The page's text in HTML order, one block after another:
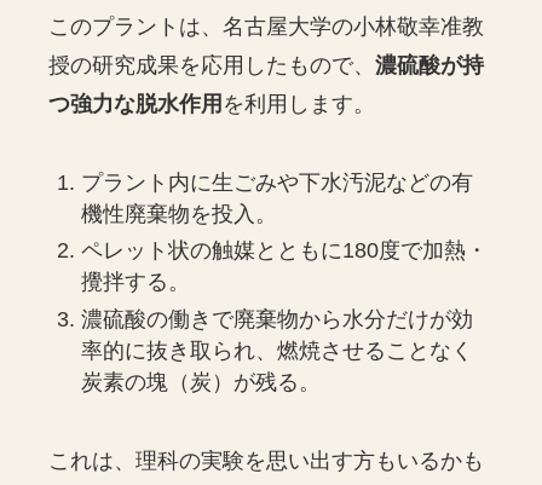
このプラントは、名古屋大学の小林敬幸准教
授の研究成果を応用したもので、濃硫酸が持
つ強力な脱水作用 を利用します。
プラント内に生ごみや下水汚泥などの有
機性廃棄物を投入。
ペレット状の触媒とともに180度で加熱・
攪拌する。
濃硫酸の働きで廃棄物から水分だけが効
率的に抜き取られ、燃焼させることなく
炭素の塊（炭）が残る。
これは、理科の実験を思い出す方もいるかも